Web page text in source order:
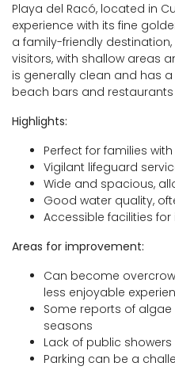
Playa del Racó, located in
experience with its fine
a family-friendly
visitors, with shallow areas
is generally clean and has
beach bars and
Highlights:
Perfect for families with
Vigilant lifeguard
Wide and spacious,
Good water quality,
Accessible facilities
Areas for improvement:
Can become
less enjoyable
Some reports of
seasons
Lack of public
Parking can be a